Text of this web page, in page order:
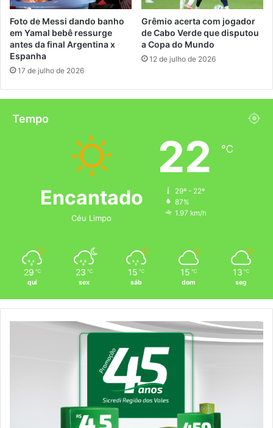
Foto de Messi dando banho
em Yamal bebê ressurge
antes da final Argentina x
Espanha
17 de julho de 2026
Grêmio acerta com jogador
de Cabo Verde que disputou
a Copa do Mundo
12 de julho de 2026
Tempo
Encantado
Céu Limpo
22 ℃
29º - 22º
87%
1.97 km/h
29 ℃
qui
23 ℃
sex
15 ℃
sáb
15 ℃
dom
13 ℃
seg